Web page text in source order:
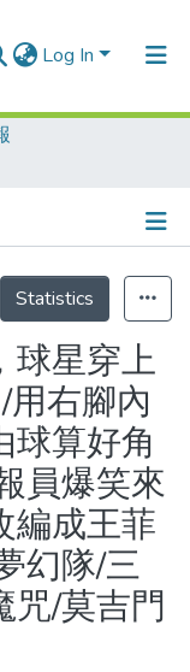
Log In
Statistics
球星穿上
右腳內
球算好角
員爆笑來
編成王菲
幻隊/三
咒/莫吉門